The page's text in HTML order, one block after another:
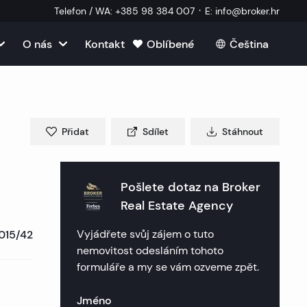
Telefon / WA: +385 98 384 007 · E: info@broker.hr
na Čiovu
na Hvaru
na Korčule
ve Splitu
v Šibeniku
v Rogoznici
v Rijece
v Crikvenica
v Záhřebu
na Plitvicích
Chorvatsku
v Chorvatsku
v Chorvatsku
prodej v Chorvatsku
O nás
externím spolupracovníkem
otázky
Kontakt Oblíbené Čeština
Zobrazit vše
42
Přidat Sdílet Stáhnout
Pošlete dotaz na Broker
Real Estate Agency
Vyjádřete svůj zájem o tuto
nemovitost odesláním tohoto
formuláře a my se vám ozveme zpět.
Jméno